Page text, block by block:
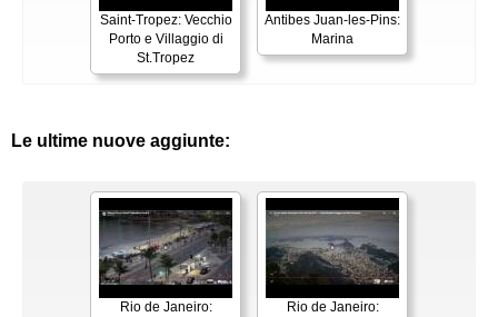
Saint-Tropez: Vecchio
Porto e Villaggio di
St.Tropez
Antibes Juan-les-Pins:
Marina
Le ultime nuove aggiunte:
Rio de Janeiro:
Rio de Janeiro: